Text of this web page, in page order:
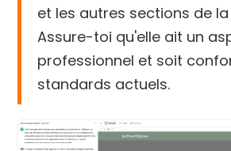
et les autres sections de
Assure-toi qu'elle ait un
professionnel et soit
standards actuels.